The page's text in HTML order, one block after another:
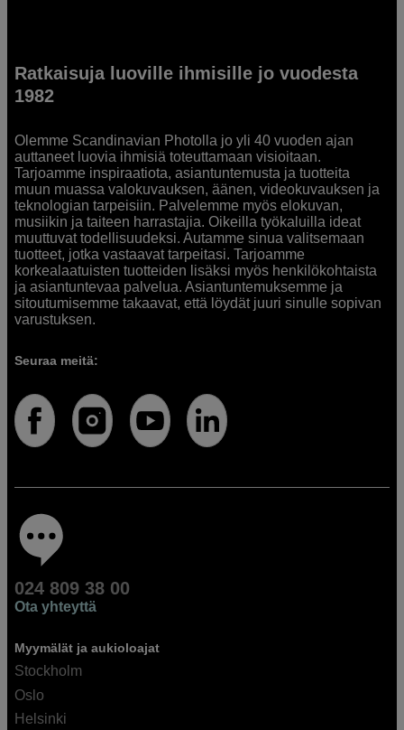
Ratkaisuja luoville ihmisille jo vuodesta
1982
Olemme Scandinavian Photolla jo yli 40 vuoden ajan
auttaneet luovia ihmisiä toteuttamaan visioitaan.
Tarjoamme inspiraatiota, asiantuntemusta ja tuotteita
muun muassa valokuvauksen, äänen, videokuvauksen ja
teknologian tarpeisiin. Palvelemme myös elokuvan,
musiikin ja taiteen harrastajia. Oikeilla työkaluilla ideat
muuttuvat todellisuudeksi. Autamme sinua valitsemaan
tuotteet, jotka vastaavat tarpeitasi. Tarjoamme
korkealaatuisten tuotteiden lisäksi myös henkilökohtaista
ja asiantuntevaa palvelua. Asiantuntemuksemme ja
sitoutumisemme takaavat, että löydät juuri sinulle sopivan
varustuksen.
Seuraa meitä:
024 809 38 00
Ota yhteyttä
Myymälät ja aukioloajat
Stockholm
Oslo
Helsinki